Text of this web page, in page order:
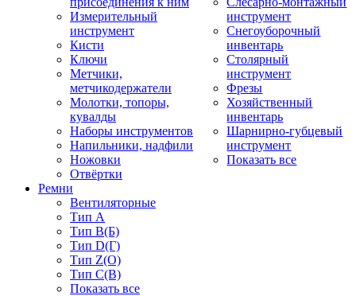
Измерительный
инструмент
Кисти
Ключи
Метчики,
метчикодержатели
Молотки, топоры,
кувалды
Наборы инструментов
Напильники, надфили
Ножовки
Отвёртки
инструмент
Снегоуборочный
инвентарь
Столярный
инструмент
Фрезы
Хозяйственный
инвентарь
Шарнирно-губцевый
инструмент
Показать все
Ремни
Вентиляторные
Тип A
Тип B(Б)
Тип D(Г)
Тип Z(O)
Тип С(В)
Показать все